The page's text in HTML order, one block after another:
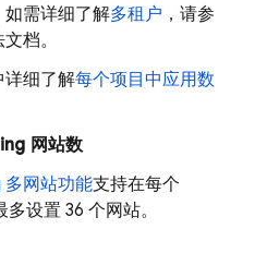
需详细了解多租户 ，请参
档。
详细了解每个项目中应用数
网站数
多网站功能支持在每个
设置 36 个网站。